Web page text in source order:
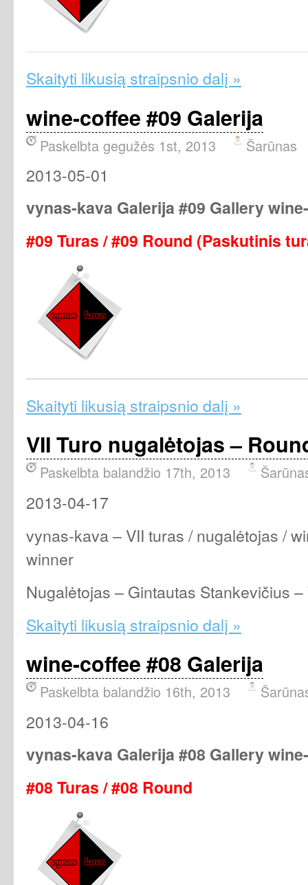
Skaityti likusią straipsnio dalį »
wine-coffee #09 Galerija
Paskelbta gegužės 1st, 2013 Šarūnas
2013-05-01
vynas-kava Galerija #09 Gallery
#09 Turas / #09 Round (Paskutinis
Skaityti likusią straipsnio dalį »
VII Turo nugalėtojas –
Paskelbta balandžio 17th, 2013
2013-04-17
vynas-kava – VII turas / nugalėtojas /
winner
Nugalėtojas – Gintautas Stankevičius
Skaityti likusią straipsnio dalį »
wine-coffee #08 Galerija
Paskelbta balandžio 16th, 2013
2013-04-16
vynas-kava Galerija #08 Gallery
#08 Turas / #08 Round